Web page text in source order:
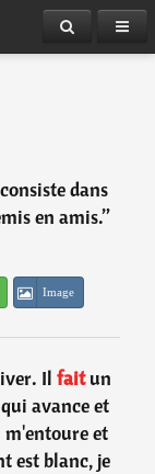
dans
en amis.”
Image
Ilfaitun
avance et
m'entoure et
est blanc, je